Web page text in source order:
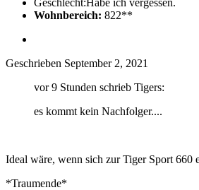
Geschlecht:Habe ich vergessen.
Wohnbereich: 822**
Geschrieben September 2, 2021
vor 9 Stunden schrieb Tigers:
es kommt kein Nachfolger....
Ideal wäre, wenn sich zur Tiger Sport 660
*Traumende*